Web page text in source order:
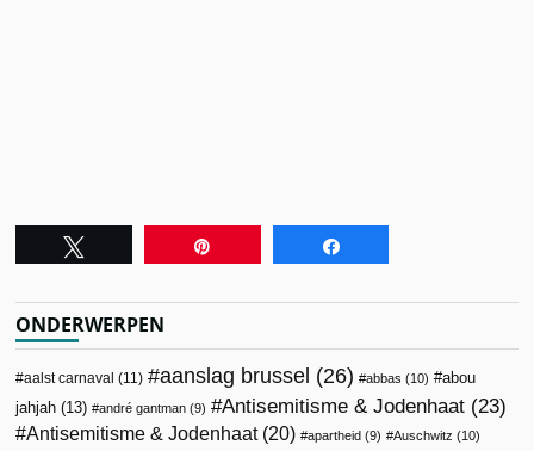
ONDERWERPEN
aalst carnaval (11) aanslag brussel (26) abbas (10)
abou
jahjah (13) andré gantman (9) Antisemitisme & Jodenhaat (23)
Antisemitisme & Jodenhaat(20) apartheid (9) Auschwitz (10)